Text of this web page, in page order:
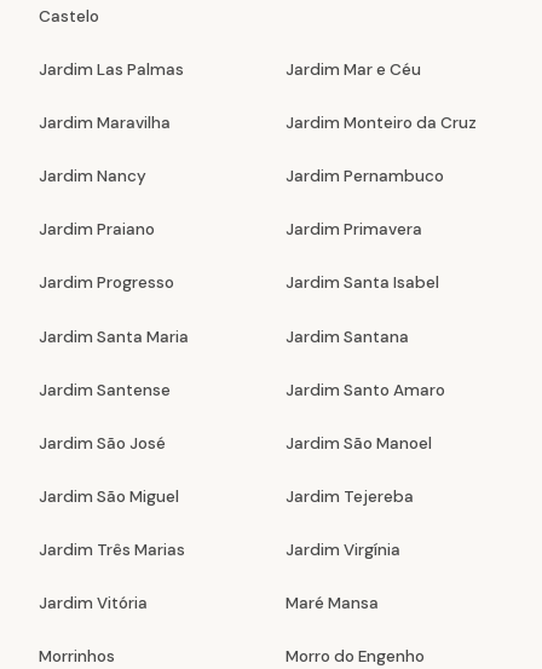
Castelo
Jardim Las Palmas Jardim Mar e Céu
Jardim Maravilha Jardim Monteiro da Cruz
Jardim Nancy Jardim Pernambuco
Jardim Praiano Jardim Primavera
Jardim Progresso Jardim Santa Isabel
Jardim Santa Maria Jardim Santana
Jardim Santense Jardim Santo Amaro
Jardim São José Jardim São Manoel
Jardim São Miguel Jardim Tejereba
Jardim Três Marias Jardim Virgínia
Jardim Vitória Maré Mansa
Morrinhos Morro do Engenho